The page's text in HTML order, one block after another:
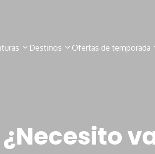
Destinos Ofertas de temporada
¿Necesito